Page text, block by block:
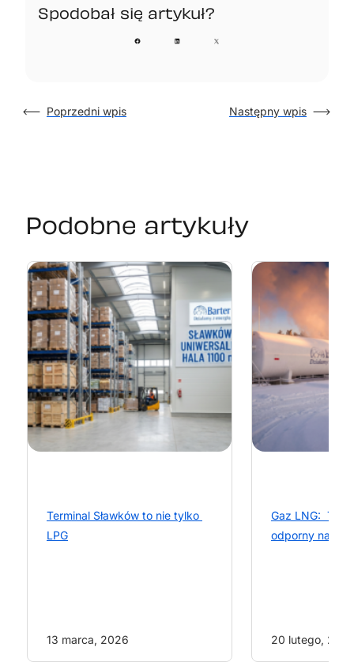
Spodobał się artykuł?​
Poprzedni wpis Następny wpis
Podobne artykuły
Terminal Sławków to nie tylko
LPG
13 marca, 2026
Gaz LNG:
odporny na
20 lutego,